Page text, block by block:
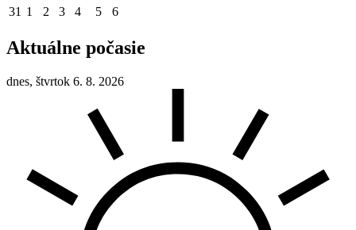
31 1 2 3 4 5 6
Aktuálne počasie
dnes, štvrtok 6. 8. 2026